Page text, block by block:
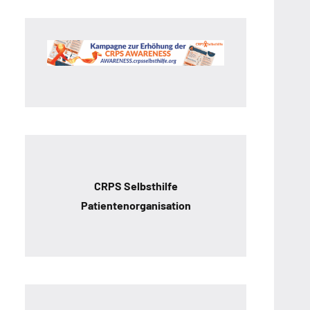
CRPS Selbsthilfe
Patientenorganisation